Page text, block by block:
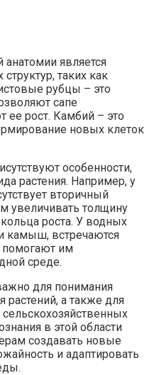
является
таких как
рубцы – это
сапе
ее рост. Камбий – это
новых клеток
особенности,
растения. Например, у
вторичный
увеличивать толщину
роста. У водных
и камыш, встречаются
помогают им
среде.
для понимания
растений, а также для
в этой области
создавать новые
и адаптировать